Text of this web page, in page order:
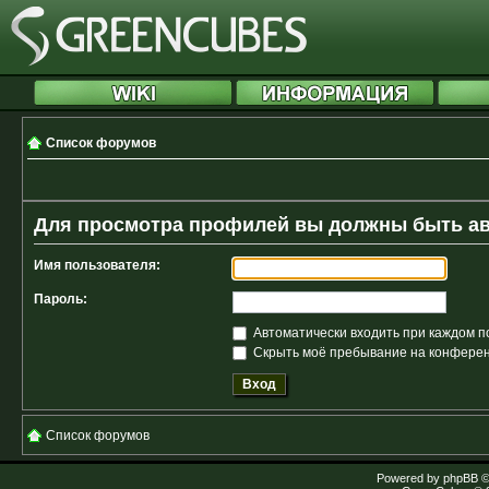
Список форумов
Для просмотра профилей вы должны быть
Имя пользователя:
Пароль:
Автоматически входить при каждом
Скрыть моё пребывание на
Список форумов
Powered by phpBB